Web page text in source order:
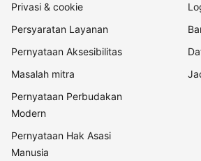
Privasi & cookie
Persyaratan Layanan
Pernyataan Aksesibilitas
Masalah mitra
Pernyataan Perbudakan
Modern
Pernyataan Hak Asasi
Manusia